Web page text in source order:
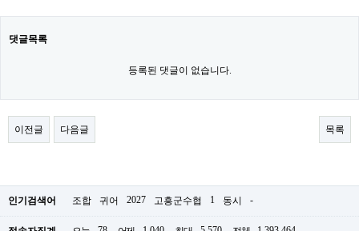
댓글목록
등록된 댓글이 없습니다.
이전글 다음글 목록
인기검색어 조합 귀어 2027 고흥군수협 1 동시 -